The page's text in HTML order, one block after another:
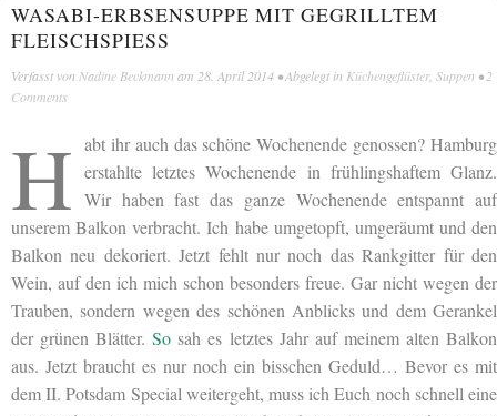
WASABI-ERBSENSUPPE MIT GEGRILLTEM
FLEISCHSPIESS
Verfasst von Nadine Beckmann am 28. April 2014 • Abgelegt in Küchengeflüster, Suppen •2
Comments
H abt ihr auch das schöne Wochenende genossen? Hamburg
erstahlte letztes Wochenende in frühlingshaftem Glanz.
Wir haben fast das ganze Wochenende entspannt auf
unserem Balkon verbracht. Ich habe umgetopft, umgeräumt und den
Balkon neu dekoriert. Jetzt fehlt nur noch das Rankgitter für den
Wein, auf den ich mich schon besonders freue. Gar nicht wegen der
Trauben, sondern wegen des schönen Anblicks und dem Gerankel
der grünen Blätter.So sah es letztes Jahr auf meinem alten Balkon
aus. Jetzt braucht es nur noch ein bisschen Geduld… Bevor es mit
dem II. Potsdam Special weitergeht, muss ich Euch noch schnell eine